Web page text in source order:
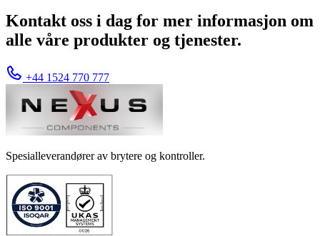
Kontakt oss i dag for mer informasjon om
alle våre produkter og tjenester.
+44 1524 770 777
Spesialleverandører av brytere og kontroller.